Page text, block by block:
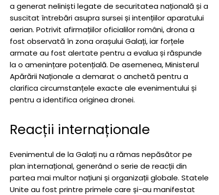
a generat neliniști legate de securitatea națională și a
suscitat întrebări asupra sursei și intențiilor aparatului
aerian. Potrivit afirmațiilor oficialilor români, drona a
fost observată în zona orașului Galați, iar forțele
armate au fost alertate pentru a evalua și răspunde
la o amenințare potențială. De asemenea, Ministerul
Apărării Naționale a demarat o anchetă pentru a
clarifica circumstanțele exacte ale evenimentului și
pentru a identifica originea dronei.
Reacții internaționale
Evenimentul de la Galați nu a rămas nepăsător pe
plan internațional, generând o serie de reacții din
partea mai multor națiuni și organizații globale. Statele
Unite au fost printre primele care și-au manifestat